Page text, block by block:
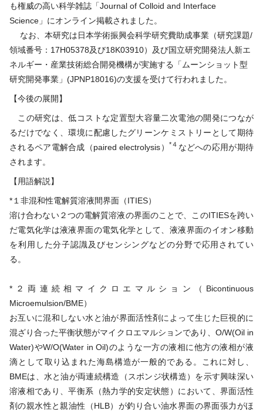
も権威の高い科学雑誌「Journal of Colloid and Interface
Science」にオンライン掲載されました。
なお、本研究は日本学術振興会科学研究費助成事業（研究課題/
領域番号：17H05378及び18K03910）及び国立研究開発法人新エ
ネルギー・産業技術総合開発機構が実施する「ムーンショット型
研究開発事業」(JPNP18016)の支援を受けて行われました。
【今後の展開】
この研究は、低コストな定置型大容量二次電池の開発につなが
るだけでなく、環境に配慮したグリーンケミストリーとして期待
されるペア電解合成（paired electrolysis）
*４ などへの応用が期待
されます。
【用語解説】
*１非混和性電解質溶液間界面（ITIES）
溶け合わない２つの電解質溶液の界面のことで、このITIESを跨い
だ電気化学は液液界面の電気化学として、液液界面のイオン移動
を利用した分子認識及びセンシングなどの分野で応用されてい
る。
*２両連続相マイクロエマルション（Bicontinuous
Microemulsion/BME）
お互いに混和しない水と油が界面活性剤によって生じた巨視的に
混ざり合った平衡状態がマイクロエマルションであり、O/W(Oil in
Water)やW/O(Water in Oil)のような一方の液相に他方の液相が液
滴として取り込まれた海島構造が一般的である。これに対し、
BMEは、水と油が両連続構造（スポンジ状構造）を示す興味深い
溶液相であり、平衡系（熱力学的安定状態）において、界面活性
剤の親水性と親油性（HLB）が釣り合い油水界面の界面張力がほ